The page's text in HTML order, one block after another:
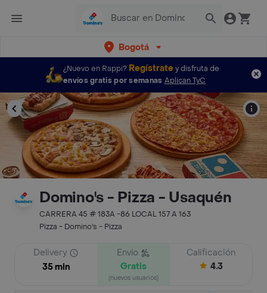
Bogotá
¿Nuevo en Rappi? Regístratey disfruta de
envíos gratis por semanas Aplican TyC
Domino's - Pizza - Usaquén
CARRERA 45 # 183A -86 LOCAL 157 A 163
Pizza - Domino's - Pizza
Delivery
35 min
Envío
Gratis
(nuevos usuarios)
Calificación
4.3